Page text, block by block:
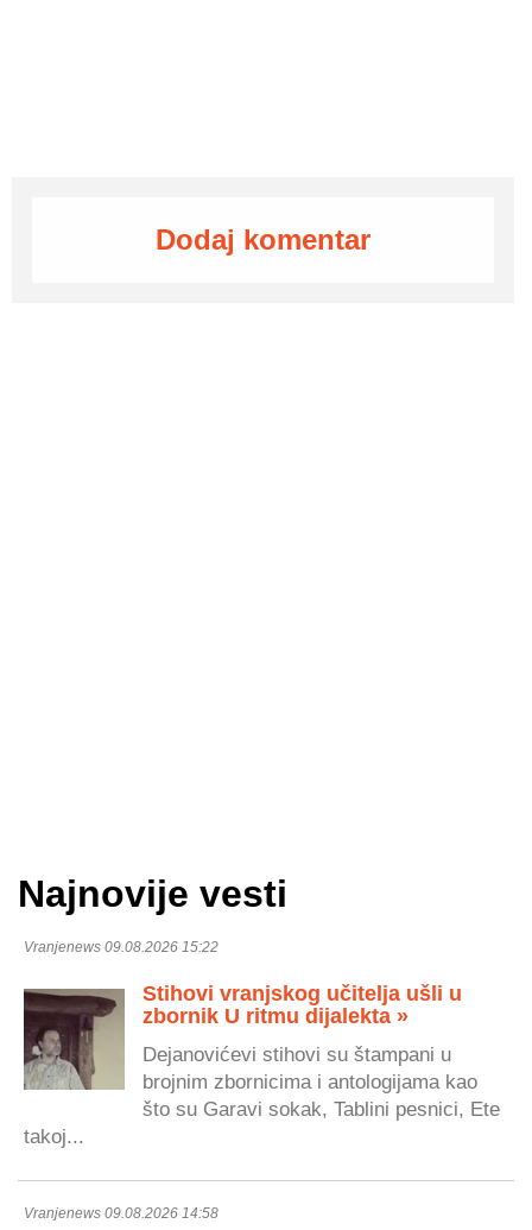
Dodaj komentar
Najnovije vesti
Vranjenews 09.08.2026 15:22
Stihovi vranjskog učitelja ušli u
zbornik U ritmu dijalekta »
Dejanovićevi stihovi su štampani u
brojnim zbornicima i antologijama kao
što su Garavi sokak, Tablini pesnici, Ete
takoj...
Vranjenews 09.08.2026 14:58